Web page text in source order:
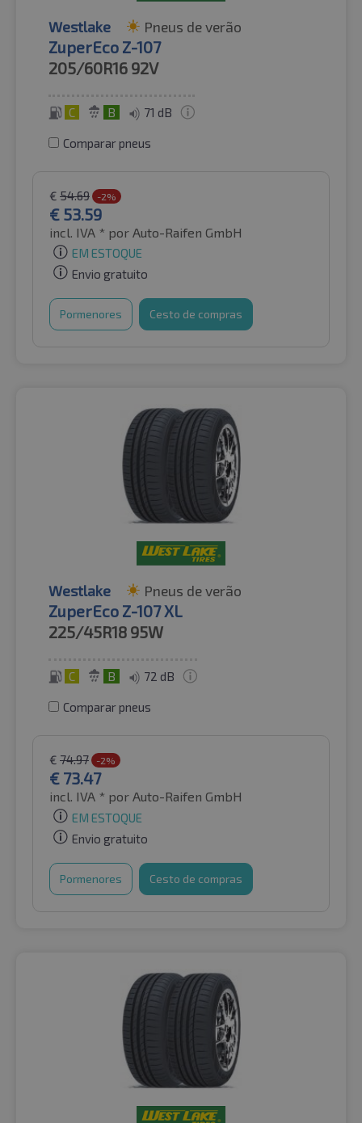
Westlake Pneus de verão
ZuperEco Z-107
205/60R16 92V
C B 71 dB
Comparar pneus
€ 54.69 -2%
€ 53.59
incl. IVA * por Auto-Raifen GmbH
EM ESTOQUE
Envio gratuito
Pormenores Cesto de compras
Westlake Pneus de verão
ZuperEco Z-107 XL
225/45R18 95W
C B 72 dB
Comparar pneus
€ 74.97 -2%
€ 73.47
incl. IVA * por Auto-Raifen GmbH
EM ESTOQUE
Envio gratuito
Pormenores Cesto de compras